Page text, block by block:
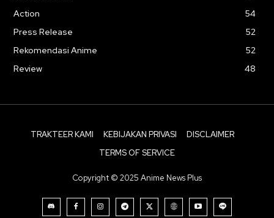
Action
54
Press Release
52
Rekomendasi Anime
52
Review
48
TRAKTEER KAMI KEBIJAKAN PRIVASI
DISCLAIMER
TERMS OF SERVICE
Copyright © 2025 Anime News Plus